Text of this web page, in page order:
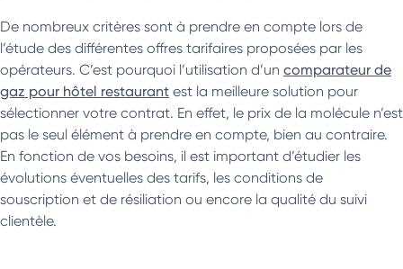
De nombreux critères sont à prendre en compte lors de
l’étude des différentes offres tarifaires proposées par les
opérateurs. C’est pourquoi l’utilisation d’un comparateur de
gaz pour hôtel restaurant est la meilleure solution pour
sélectionner votre contrat. En effet, le prix de la molécule n’est
pas le seul élément à prendre en compte, bien au contraire.
En fonction de vos besoins, il est important d’étudier les
évolutions éventuelles des tarifs, les conditions de
souscription et de résiliation ou encore la qualité du suivi
clientèle.